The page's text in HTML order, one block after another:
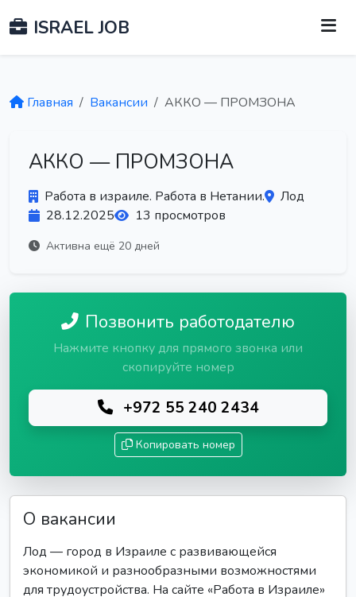
ISRAEL JOB
Главная Вакансии АККО — ПРОМЗОНА
АККО — ПРОМЗОНА
Работа в израиле. Работа в Нетании.
Лод
28.12.2025
13 просмотров
Активна ещё 20 дней
Позвонить работодателю
Нажмите кнопку для прямого звонка или
скопируйте номер
+972 55 240 2434
Копировать номер
О вакансии
Лод — город в Израиле с развивающейся
экономикой и разнообразными возможностями
для трудоустройства. На сайте «Работа в Израиле»